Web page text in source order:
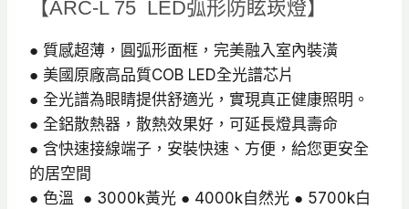
價
格：
NT$780。
價
格：
NT$585。
【ARC-L 75 LED弧形防眩崁燈】
● 質感超薄，圓弧形面框，完美融入室內裝潢
● 美國原廠高品質COB LED全光譜芯片
● 全光譜為眼睛提供舒適光，實現真正健康照明。
● 全鋁散熱器，散熱效果好，可延長燈具壽命
● 含快速接線端子，安裝快速、方便，給您更安全
的居空間
● 色溫 ● 3000k黃光 ● 4000k自然光 ● 5700k白